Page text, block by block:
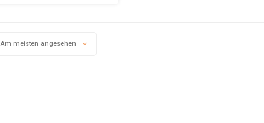
Am meisten angesehen